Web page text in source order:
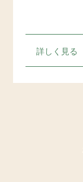
詳しく見る